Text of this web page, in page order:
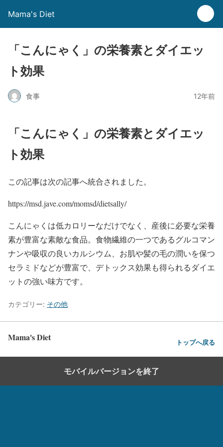
Mama's Diet
「こんにゃく」の栄養素とダイエッ
ト効果
食事 12年前
「こんにゃく」の栄養素とダイエッ
ト効果
この記事は次の記事へ統合されました。
https://msd.jave.com/momsd/dietsally/
こんにゃくは低カロリーなだけでなく、産後に必要な栄養
素が豊富な素敵な食品。食物繊維の一つであるグルコマン
ナンや吸収の良いカルシウム、お肌や髪の毛の潤いを保つ
セラミドなどが豊富で、デトックス効果も得られるダイエ
ットの強い味方です。
カテゴリー: その他
Mama's Diet トップへ戻る
モバイルバージョンを終了